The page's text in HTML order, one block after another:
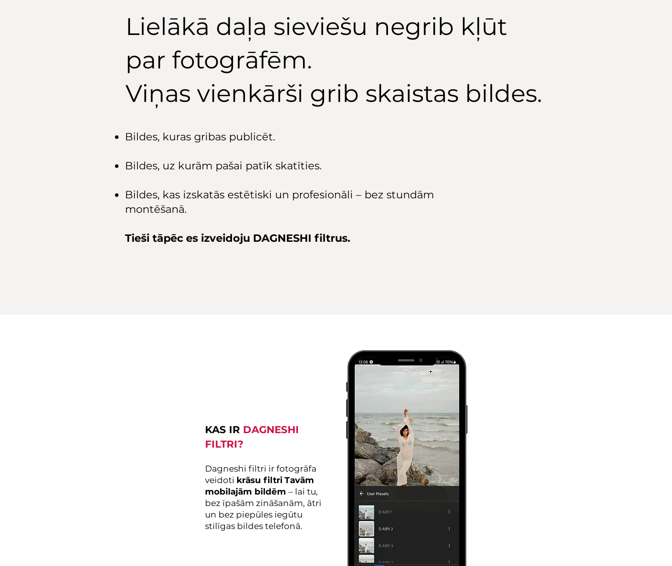
Lielākā daļa sieviešu negrib kļūt
par fotogrāfēm.
Viņas vienkārši grib skaistas bildes.
Bildes, kuras gribas publicēt.
Bildes, uz kurām pašai patīk skatīties.
Bildes, kas izskatās estētiski un profesionāli – bez stundām
montēšanā.
Tieši tāpēc es izveidoju DAGNESHI filtrus.
KAS IR DAGNESHI
FILTRI?
Dagneshi filtri ir fotogrāfa
veidoti krāsu filtri Tavām
mobilajām bildēm – lai tu,
bez īpašām zināšanām, ātri
un bez piepūles iegūtu
stilīgas bildes telefonā.